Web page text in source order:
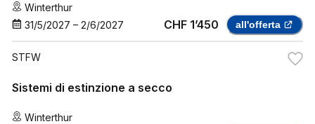
Winterthur
31/5/2027 – 2/6/2027 CHF 1’450 all'offerta
STFW
Sistemi di estinzione a secco
Winterthur